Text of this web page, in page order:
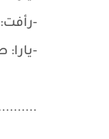
-رأفت:
-يارا: